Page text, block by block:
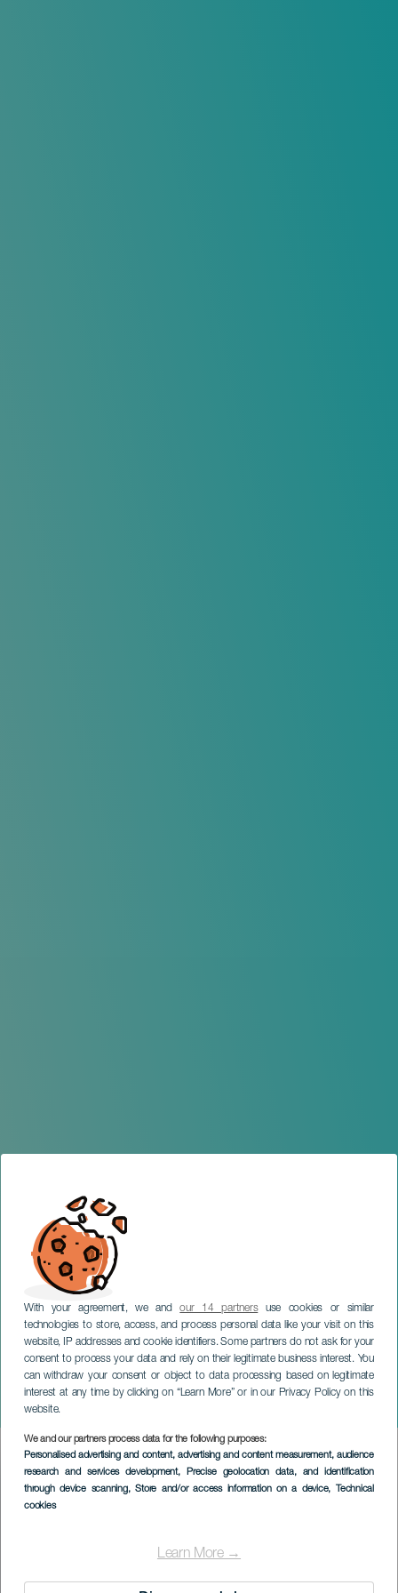
With your agreement, we andour 14 partnersuse cookies or similar
technologies to store, access, and process personal data like your visit on this
website, IP addresses and cookie identifiers. Some partners do not ask for your
consent to process your data and rely on their legitimate business interest. You
can withdraw your consent or object to data processing based on legitimate
interest at any time by clicking on “Learn More” or in our Privacy Policy on this
website.
We and our partners process data for the following purposes:
Personalised advertising and content, advertising and content measurement, audience
research and services development, Precise geolocation data, and identification
through device scanning, Store and/or access information on a device, Technical
cookies
Learn More →
Musik för Hitler
TENERIFE
Imagen
Listado